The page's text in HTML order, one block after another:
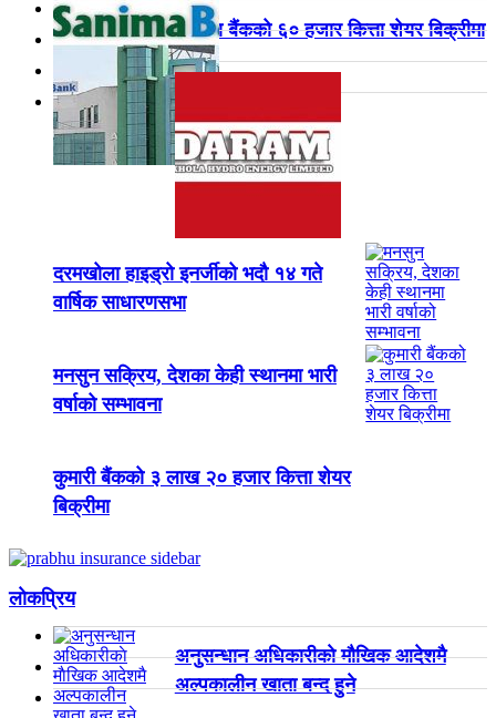
सानिमा बैंकको ६० हजार कित्ता शेयर बिक्रीमा
दरमखोला हाइड्रो इनर्जीको भदौ १४ गते
वार्षिक साधारणसभा
मनसुन सक्रिय, देशका केही स्थानमा भारी
वर्षाको सम्भावना
कुमारी बैंकको ३ लाख २० हजार कित्ता शेयर
बिक्रीमा
लाेकप्रिय
अनुसन्धान अधिकारीकाे माैखिक आदेशमै
अल्पकालीन खाता बन्द हुने